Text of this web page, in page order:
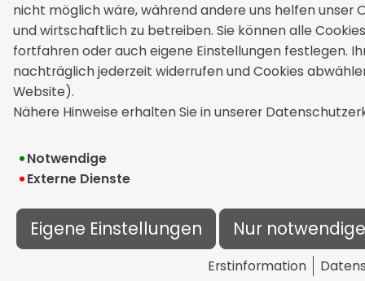
nicht möglich wäre, während andere uns helfen unser
und wirtschaftlich zu betreiben. Sie können alle
fortfahren oder auch eigene Einstellungen festlegen.
nachträglich jederzeit widerrufen und Cookies
Website).
Nähere Hinweise erhalten Sie in unserer
Notwendige
Externe Dienste
Eigene Einstellungen Nur notwendige
Erstinformation